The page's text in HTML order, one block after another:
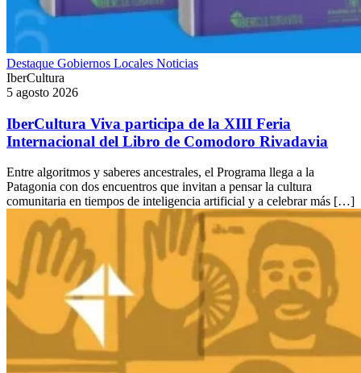
Destaque Gobiernos Locales Noticias
IberCultura
5 agosto 2026
IberCultura Viva participa de la XIII Feria
Internacional del Libro de Comodoro Rivadavia
Entre algoritmos y saberes ancestrales, el Programa llega a la
Patagonia con dos encuentros que invitan a pensar la cultura
comunitaria en tiempos de inteligencia artificial y a celebrar más […]